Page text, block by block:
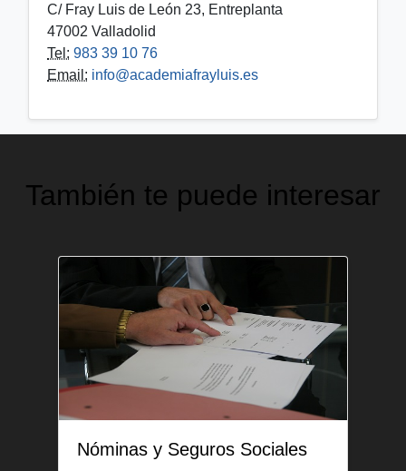
C/ Fray Luis de León 23, Entreplanta
47002 Valladolid
Tel: 983 39 10 76
Email: info@academiafrayluis.es
También te puede interesar
Nóminas y Seguros Sociales